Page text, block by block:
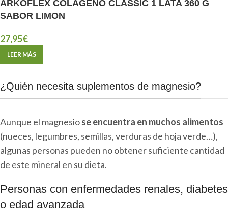
ARKOFLEX COLAGENO CLASSIC 1 LATA 360 G
SABOR LIMON
27,95€
LEER MÁS
¿Quién necesita suplementos de magnesio?
Aunque el magnesiose encuentra en muchos alimentos
(nueces, legumbres, semillas, verduras de hoja verde…),
algunas personas pueden no obtener suficiente cantidad
de este mineral en su dieta.
Personas con enfermedades renales, diabetes
o edad avanzada